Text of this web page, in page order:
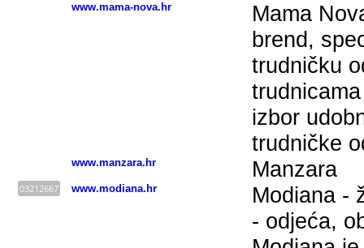
www.mama-nova.hr
Mama
brend,
trudničku
izbor
trudničke
www.manzara.hr Manzara
03212667 www.modiana.hr
Modiana -
- odjeća,